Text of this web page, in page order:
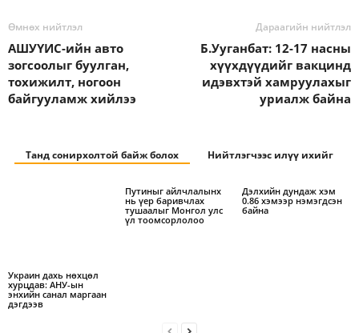
Өмнөх нийтлэл
АШУҮИС-ийн авто
зогсоолыг буулган,
тохижилт, ногоон
байгууламж хийлээ
Дараагийн нийтлэл
Б.Ууганбат: 12-17 насны
хүүхдүүдийг вакцинд
идэвхтэй хамруулахыг
уриалж байна
Танд сонирхолтой байж болох Нийтлэгчээс илүү ихийг
Украин дахь нөхцөл
хурцдав: АНУ-ын
энхийн санал маргаан
дэгдээв
Путиныг айлчлалынх
нь үер баривчлах
тушаалыг Монгол улс
үл тоомсорлолоо
Дэлхийн дундаж хэм
0.86 хэмээр нэмэгдсэн
байна